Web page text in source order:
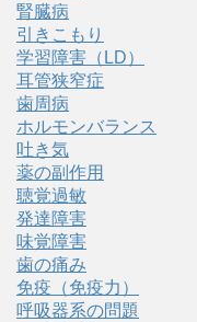
腎臓病
引きこもり
学習障害（LD）
耳管狭窄症
歯周病
ホルモンバランス
吐き気
薬の副作用
聴覚過敏
発達障害
味覚障害
歯の痛み
免疫（免疫力）
呼吸器系の問題